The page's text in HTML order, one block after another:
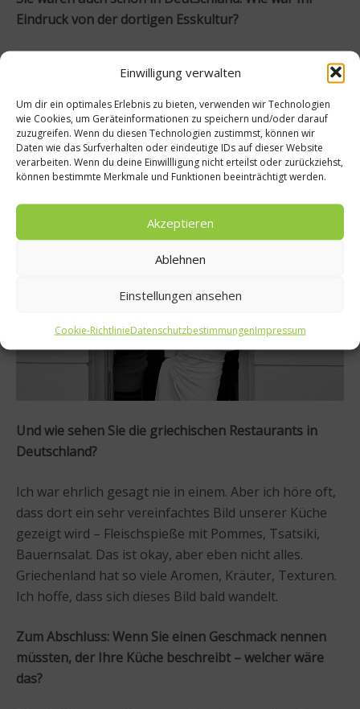
Einwilligung verwalten
Um dir ein optimales Erlebnis zu bieten, verwenden wir Technologien
wie Cookies, um Geräteinformationen zu speichern und/oder darauf
zuzugreifen. Wenn du diesen Technologien zustimmst, können wir
Daten wie das Surfverhalten oder eindeutige IDs auf dieser Website
verarbeiten. Wenn du deine Einwillligung nicht erteilst oder zurückziehst,
können bestimmte Merkmale und Funktionen beeinträchtigt werden.
Akzeptieren
Ablehnen
Einstellungen ansehen
Cookie-RichtlinieDatenschutzbestimmungenImpressum
Eindruck von der dortigen Esskultur?
Ich war in Köln, Frankfurt und München. Und ich habe
dort natürlich nur deutsche Küche gegessen. Ich bin
neugierig, wenn ich reise. Es war teilweise schwer,
sehr fettig, aber auch spannend. Die Gewürze, das
Herzblut, die Tradition – ich glaube, Deutschland hat
großes Potenzial für eine neue kulinarische
Bewegung.
Und wie sehen Sie die griechischen Restaurants in
Deutschland?
Ich war ehrlich gesagt nie in einem. Aber ich höre oft,
dass dort ein sehr vereinfachtes Bild unserer Küche
gezeigt wird – Fleischspieße mit Pommes, Tsatsiki,
Bauernsalat. Das ist okay, aber eben nicht alles.
Griechenland hat so viele Aromen, Kräuter, Texturen.
Ich hoffe, dass sich dieses Bild bald wandelt.
Zum Abschluss: Wenn Sie einen Geschmack nennen
müssten, der Ihre Küche beschreibt – welcher wäre
das?